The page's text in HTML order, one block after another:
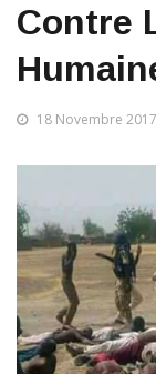
Contre
18 Novembre 2017